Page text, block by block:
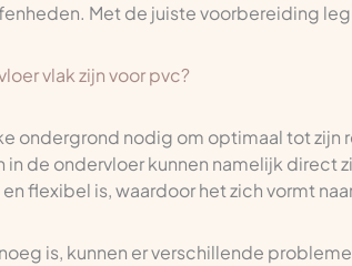
Met de juiste voorbereiding
vlak zijn voor pvc?
ondergrond nodig om optimaal tot zijn
de ondervloer kunnen namelijk direct
flexibel is, waardoor het zich vormt
is, kunnen er verschillende